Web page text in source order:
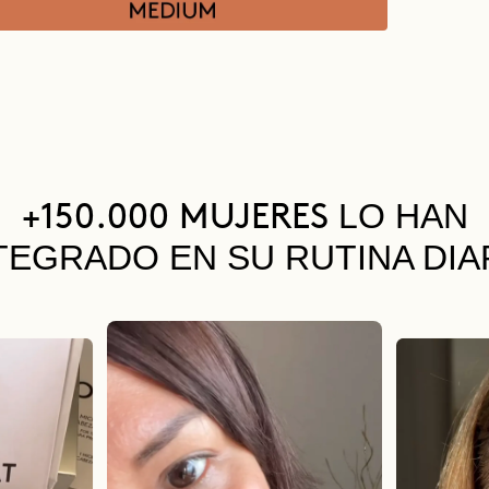
+150.000 MUJERES LO HAN
EN SU RUTINA